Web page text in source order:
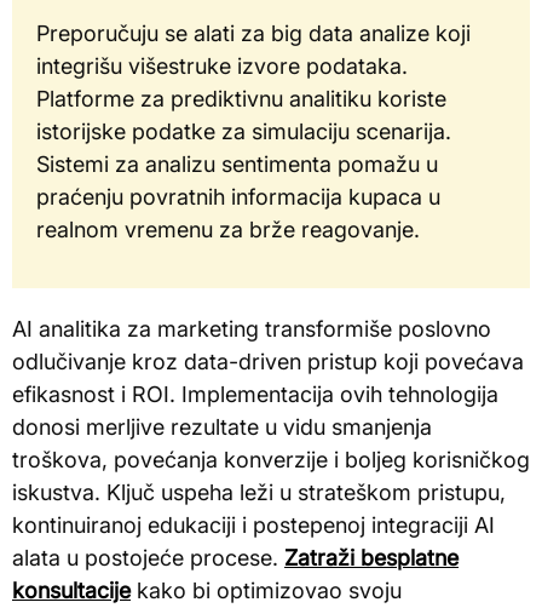
Preporučuju se alati za big data analize koji
integrišu višestruke izvore podataka.
Platforme za prediktivnu analitiku koriste
istorijske podatke za simulaciju scenarija.
Sistemi za analizu sentimenta pomažu u
praćenju povratnih informacija kupaca u
realnom vremenu za brže reagovanje.
AI analitika za marketing transformiše poslovno
odlučivanje kroz data-driven pristup koji povećava
efikasnost i ROI. Implementacija ovih tehnologija
donosi merljive rezultate u vidu smanjenja
troškova, povećanja konverzije i boljeg korisničkog
iskustva. Ključ uspeha leži u strateškom pristupu,
kontinuiranoj edukaciji i postepenoj integraciji AI
alata u postojeće procese. Zatraži besplatne
konsultacijekako bi optimizovao svoju